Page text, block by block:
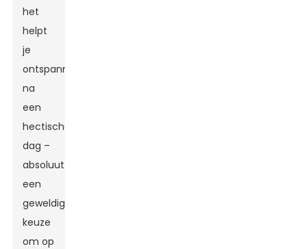
het
helpt
je
ontspannen
na
een
hectische
dag –
absoluut
een
geweldige
keuze
om op